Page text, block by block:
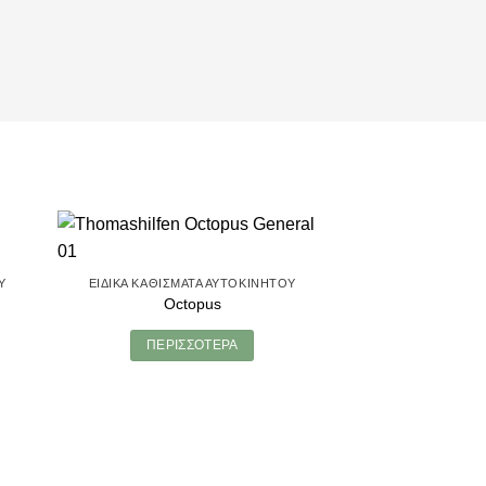
ΕΙΔΙΚΆ ΚΑΘΊΣΜΑΤΑ ΑΥΤΟΚΙΝΉΤΟΥ
Octopus
ΠΕΡΙΣΣΌΤΕΡΑ